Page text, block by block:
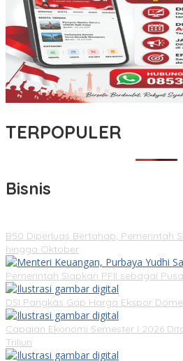
TERPOPULER
Bisnis
B50 Diperluas Bertahap, Pemerintah
hingga Oktober
Pemerintah Siapkan PFII sebagai
DSI Pangkas Gap Harga Ekspor
Capaian Ekonomi Semester I 2026
Triliun